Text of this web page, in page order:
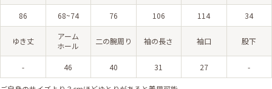
86 68~74 76 106 114 34
ゆき丈
アーム
ホール
二の腕周り 袖の長さ 袖口 股下
- 46 40 31 27 -